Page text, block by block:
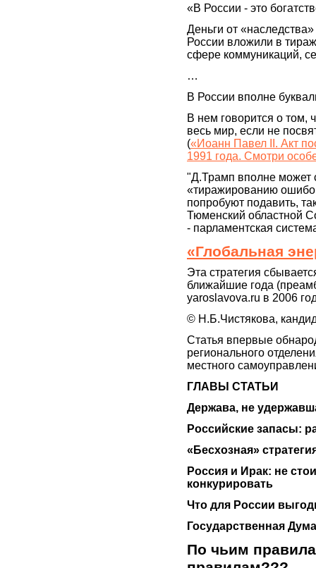
«В России - это
Деньги от
России вложили в
сфере коммуникаций,
…
В России вполне
В нем говорится о том,
весь мир, если не
(«Иоанн Павел II. Акт
1991 года. Смотри
"Д.Трамп вполне может
«тиражированию
попробуют подавить,
Тюменский областной
- парламентская
«Глобальная
Эта стратегия
ближайшие года
yaroslavova.ru в 2006
© Н.Б.Чистякова,
Статья впервые
регионального
местного
ГЛАВЫ СТАТЬИ
Держава, не
Российские запасы:
«Бесхозная»
Россия и Ирак: не
конкурировать
Что для России
Государственная
По чьим